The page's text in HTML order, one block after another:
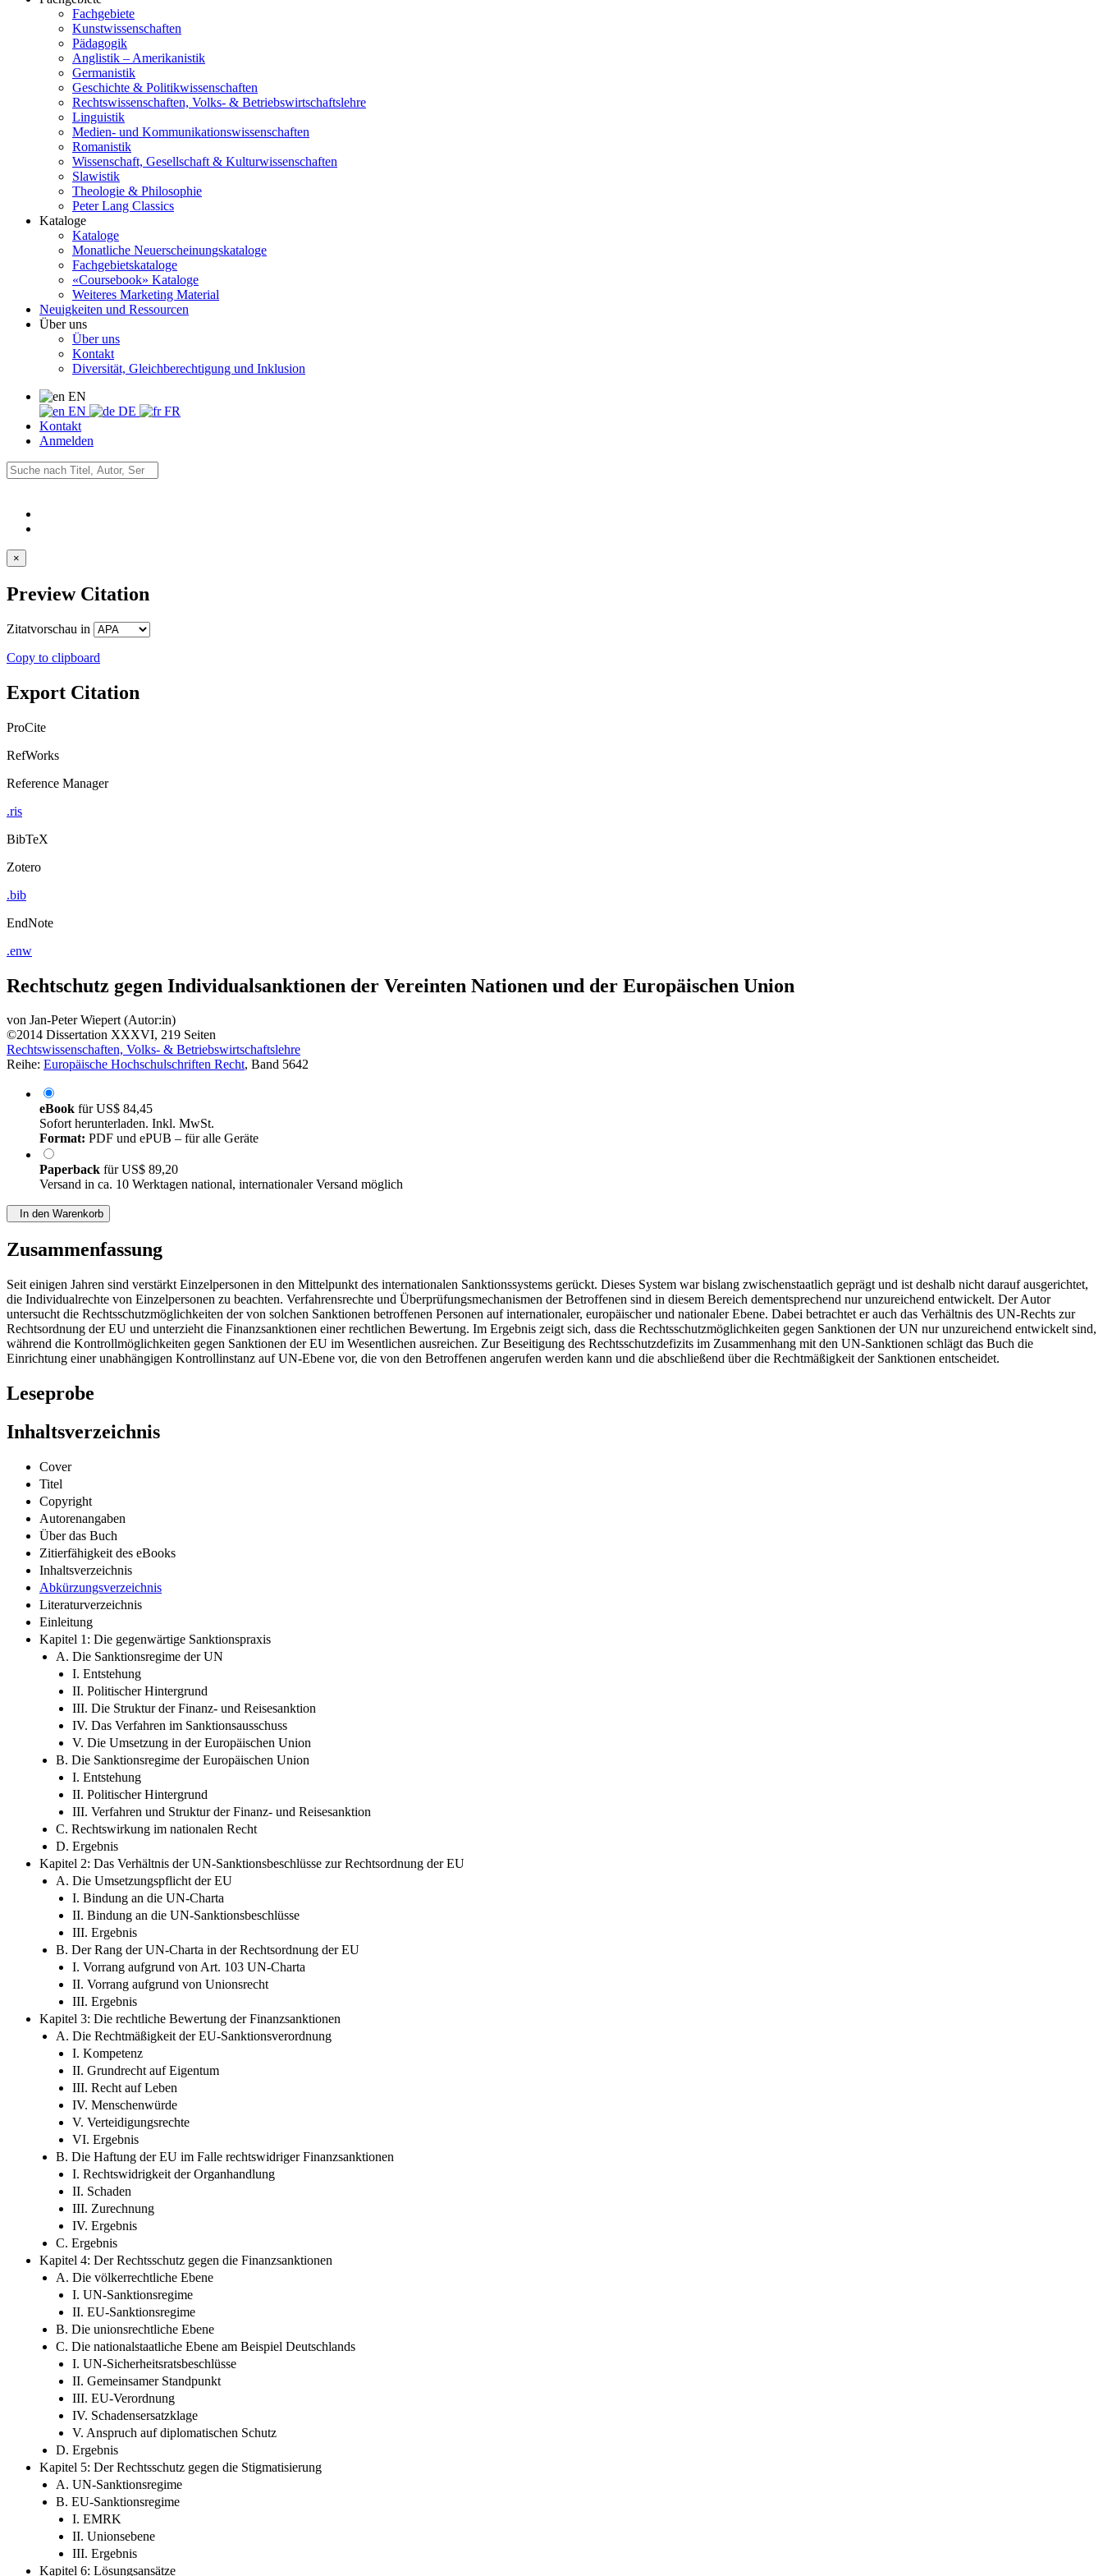
Fachgebiete
Kunstwissenschaften
Pädagogik
Anglistik – Amerikanistik
Germanistik
Geschichte & Politikwissenschaften
Rechtswissenschaften, Volks- & Betriebswirtschaftslehre
Linguistik
Medien- und Kommunikationswissenschaften
Romanistik
Wissenschaft, Gesellschaft & Kulturwissenschaften
Slawistik
Theologie & Philosophie
Peter Lang Classics
Kataloge
Kataloge
Monatliche Neuerscheinungskataloge
Fachgebietskataloge
«Coursebook» Kataloge
Weiteres Marketing Material
Neuigkeiten und Ressourcen
Über uns
Über uns
Kontakt
Diversität, Gleichberechtigung und Inklusion
EN
EN
DE
FR
Kontakt
Anmelden
×
Preview Citation
Zitatvorschau in
Copy to clipboard
Export Citation
ProCite
RefWorks
Reference Manager
.ris
BibTeX
Zotero
.bib
EndNote
.enw
Rechtschutz gegen Individualsanktionen der Vereinten Nationen und der Europäischen Union
von Jan-Peter Wiepert (Autor:in)
©2014 Dissertation XXXVI, 219 Seiten
Rechtswissenschaften, Volks- & Betriebswirtschaftslehre
Reihe: Europäische Hochschulschriften Recht, Band 5642
eBook fürUS$ 84,45
Sofort herunterladen. Inkl. MwSt.
Format: PDF und ePUB – für alle Geräte
Paperback fürUS$ 89,20
Versand in ca. 10 Werktagen national, internationaler Versand möglich
In den Warenkorb
Zusammenfassung
Seit einigen Jahren sind verstärkt Einzelpersonen in den Mittelpunkt des internationalen Sanktionssystems gerückt. Dieses System war bislang zwischenstaatlich geprägt und ist deshalb nicht darauf ausgerichtet,
die Individualrechte von Einzelpersonen zu beachten. Verfahrensrechte und Überprüfungsmechanismen der Betroffenen sind in diesem Bereich dementsprechend nur unzureichend entwickelt. Der Autor
untersucht die Rechtsschutzmöglichkeiten der von solchen Sanktionen betroffenen Personen auf internationaler, europäischer und nationaler Ebene. Dabei betrachtet er auch das Verhältnis des UN-Rechts zur
Rechtsordnung der EU und unterzieht die Finanzsanktionen einer rechtlichen Bewertung. Im Ergebnis zeigt sich, dass die Rechtsschutzmöglichkeiten gegen Sanktionen der UN nur unzureichend entwickelt sind,
während die Kontrollmöglichkeiten gegen Sanktionen der EU im Wesentlichen ausreichen. Zur Beseitigung des Rechtsschutzdefizits im Zusammenhang mit den UN-Sanktionen schlägt das Buch die
Einrichtung einer unabhängigen Kontrollinstanz auf UN-Ebene vor, die von den Betroffenen angerufen werden kann und die abschließend über die Rechtmäßigkeit der Sanktionen entscheidet.
Leseprobe
Inhaltsverzeichnis
Cover
Titel
Copyright
Autorenangaben
Über das Buch
Zitierfähigkeit des eBooks
Inhaltsverzeichnis
Abkürzungsverzeichnis
Literaturverzeichnis
Einleitung
Kapitel 1: Die gegenwärtige Sanktionspraxis
A. Die Sanktionsregime der UN
I. Entstehung
II. Politischer Hintergrund
III. Die Struktur der Finanz- und Reisesanktion
IV. Das Verfahren im Sanktionsausschuss
V. Die Umsetzung in der Europäischen Union
B. Die Sanktionsregime der Europäischen Union
I. Entstehung
II. Politischer Hintergrund
III. Verfahren und Struktur der Finanz- und Reisesanktion
C. Rechtswirkung im nationalen Recht
D. Ergebnis
Kapitel 2: Das Verhältnis der UN-Sanktionsbeschlüsse zur Rechtsordnung der EU
A. Die Umsetzungspflicht der EU
I. Bindung an die UN-Charta
II. Bindung an die UN-Sanktionsbeschlüsse
III. Ergebnis
B. Der Rang der UN-Charta in der Rechtsordnung der EU
I. Vorrang aufgrund von Art. 103 UN-Charta
II. Vorrang aufgrund von Unionsrecht
III. Ergebnis
Kapitel 3: Die rechtliche Bewertung der Finanzsanktionen
A. Die Rechtmäßigkeit der EU-Sanktionsverordnung
I. Kompetenz
II. Grundrecht auf Eigentum
III. Recht auf Leben
IV. Menschenwürde
V. Verteidigungsrechte
VI. Ergebnis
B. Die Haftung der EU im Falle rechtswidriger Finanzsanktionen
I. Rechtswidrigkeit der Organhandlung
II. Schaden
III. Zurechnung
IV. Ergebnis
C. Ergebnis
Kapitel 4: Der Rechtsschutz gegen die Finanzsanktionen
A. Die völkerrechtliche Ebene
I. UN-Sanktionsregime
II. EU-Sanktionsregime
B. Die unionsrechtliche Ebene
C. Die nationalstaatliche Ebene am Beispiel Deutschlands
I. UN-Sicherheitsratsbeschlüsse
II. Gemeinsamer Standpunkt
III. EU-Verordnung
IV. Schadensersatzklage
V. Anspruch auf diplomatischen Schutz
D. Ergebnis
Kapitel 5: Der Rechtsschutz gegen die Stigmatisierung
A. UN-Sanktionsregime
B. EU-Sanktionsregime
I. EMRK
II. Unionsebene
III. Ergebnis
Kapitel 6: Lösungsansätze